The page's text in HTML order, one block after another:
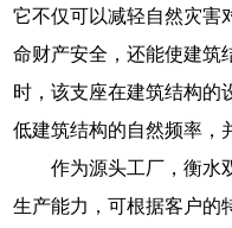
它不仅可以减轻自然灾害
命财产安全，还能使建筑
时，该支座在建筑结构的
低建筑结构的自然频率，
作为源头工厂，衡水
生产能力，可根据客户的